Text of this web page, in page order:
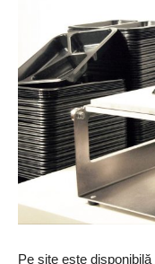
Pe site este disponibilă